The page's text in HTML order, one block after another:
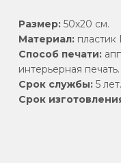
Размер:50х20 см.
Материал:пластик
Способ печати:
интерьерная печать.
Срок службы:5 лет.
Срок